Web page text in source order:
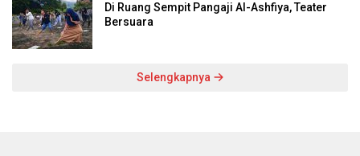
Di Ruang Sempit Pangaji Al-Ashfiya, Teater
Bersuara
Selengkapnya